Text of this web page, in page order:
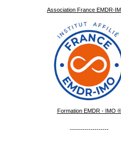
Association France EMDR-
Formation EMDR - IMO ®
-------------------